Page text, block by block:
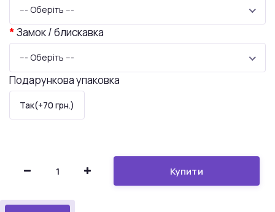
--- Оберіть ---
Замок / блискавка
--- Оберіть ---
Подарункова упаковка
Так(+70 грн.)
Купити